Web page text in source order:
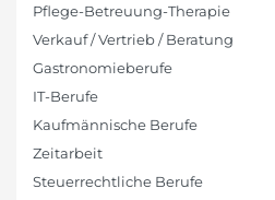
Pflege-Betreuung-Therapie
Verkauf / Vertrieb / Beratung
Gastronomieberufe
IT-Berufe
Kaufmännische Berufe
Zeitarbeit
Steuerrechtliche Berufe